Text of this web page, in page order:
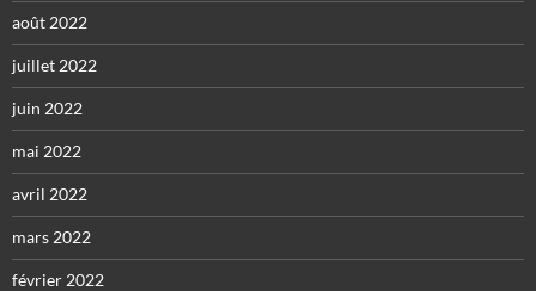
août 2022
juillet 2022
juin 2022
mai 2022
avril 2022
mars 2022
février 2022